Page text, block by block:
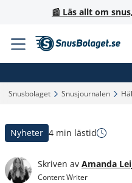
📰 Läs allt om
Snusbolaget‎ Snusjournalen‎
Nyheter 4 min lästid
Skriven av Amanda
Content Writer